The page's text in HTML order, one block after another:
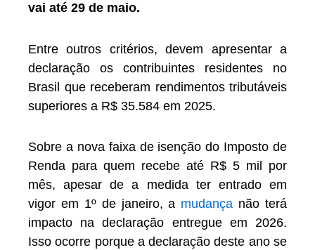
vai até 29 de maio.
Entre outros critérios, devem apresentar a
declaração os contribuintes residentes no
Brasil que receberam rendimentos tributáveis
superiores a R$ 35.584 em 2025.
Sobre a nova faixa de isenção do Imposto de
Renda para quem recebe até R$ 5 mil por
mês, apesar de a medida ter entrado em
vigor em 1º de janeiro, a mudança não terá
impacto na declaração entregue em 2026.
Isso ocorre porque a declaração deste ano se